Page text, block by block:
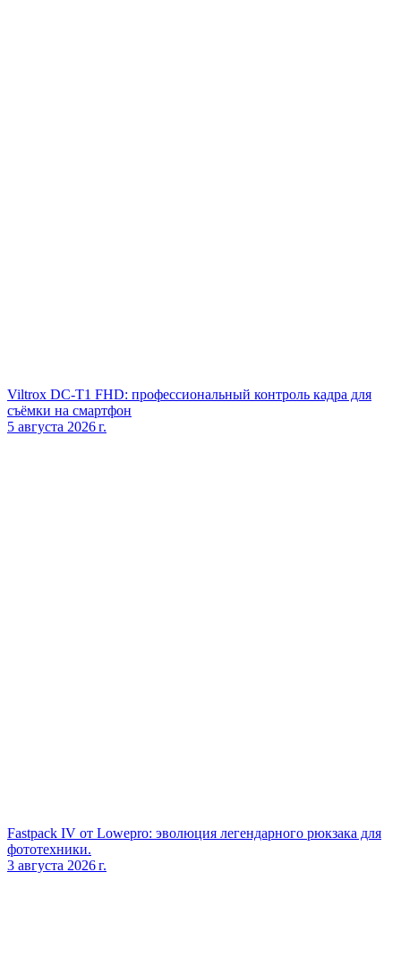
Viltrox DC‑T1 FHD: профессиональный контроль кадра для
съёмки на смартфон
5 августа 2026 г.
Fastpack IV от Lowepro: эволюция легендарного рюкзака для
фототехники.
3 августа 2026 г.